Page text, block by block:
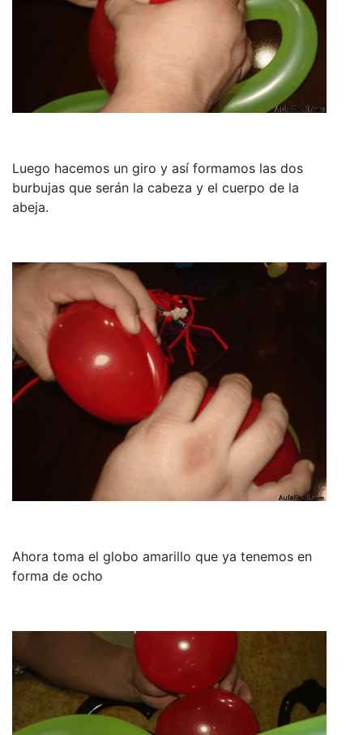
Luego hacemos un giro y así formamos las dos
burbujas que serán la cabeza y el cuerpo de la
abeja.
Ahora toma el globo amarillo que ya tenemos en
forma de ocho